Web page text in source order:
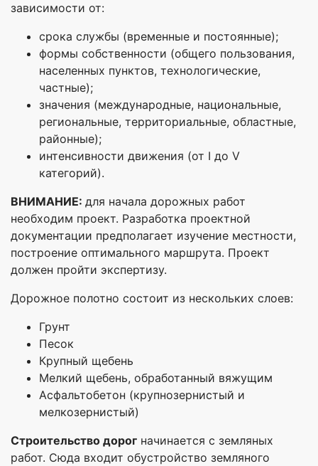
зависимости от:
срока службы (временные и постоянные);
формы собственности (общего пользования,
населенных пунктов, технологические,
частные);
значения (международные, национальные,
региональные, территориальные, областные,
районные);
интенсивности движения (от I до V
категорий).
ВНИМАНИЕ: для начала дорожных работ
необходим проект. Разработка проектной
документации предполагает изучение местности,
построение оптимального маршрута. Проект
должен пройти экспертизу.
Дорожное полотно состоит из нескольких слоев:
Грунт
Песок
Крупный щебень
Мелкий щебень, обработанный вяжущим
Асфальтобетон (крупнозернистый и
мелкозернистый)
Строительство дорог начинается с земляных
работ. Сюда входит обустройство земляного